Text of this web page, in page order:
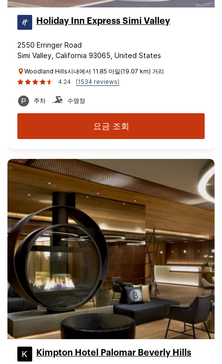
Holiday Inn Express Simi Valley
2550 Erringer Road
Simi Valley, California 93065, United States
Woodland Hills시내에서 11.85 마일(19.07 km) 거리
4.24
(1534 reviews)
주차 수영장
요금 조회
Kimpton Hotel Palomar Beverly Hills